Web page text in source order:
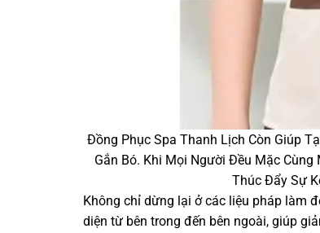
Đồng Phục Spa Thanh Lịch Còn Giúp
Gắn Bó. Khi Mọi Người Đều Mặc Cùng
Thúc Đẩy Sự
Không chỉ dừng lại ở các liệu pháp làm
diện từ bên trong đến bên ngoài, giúp